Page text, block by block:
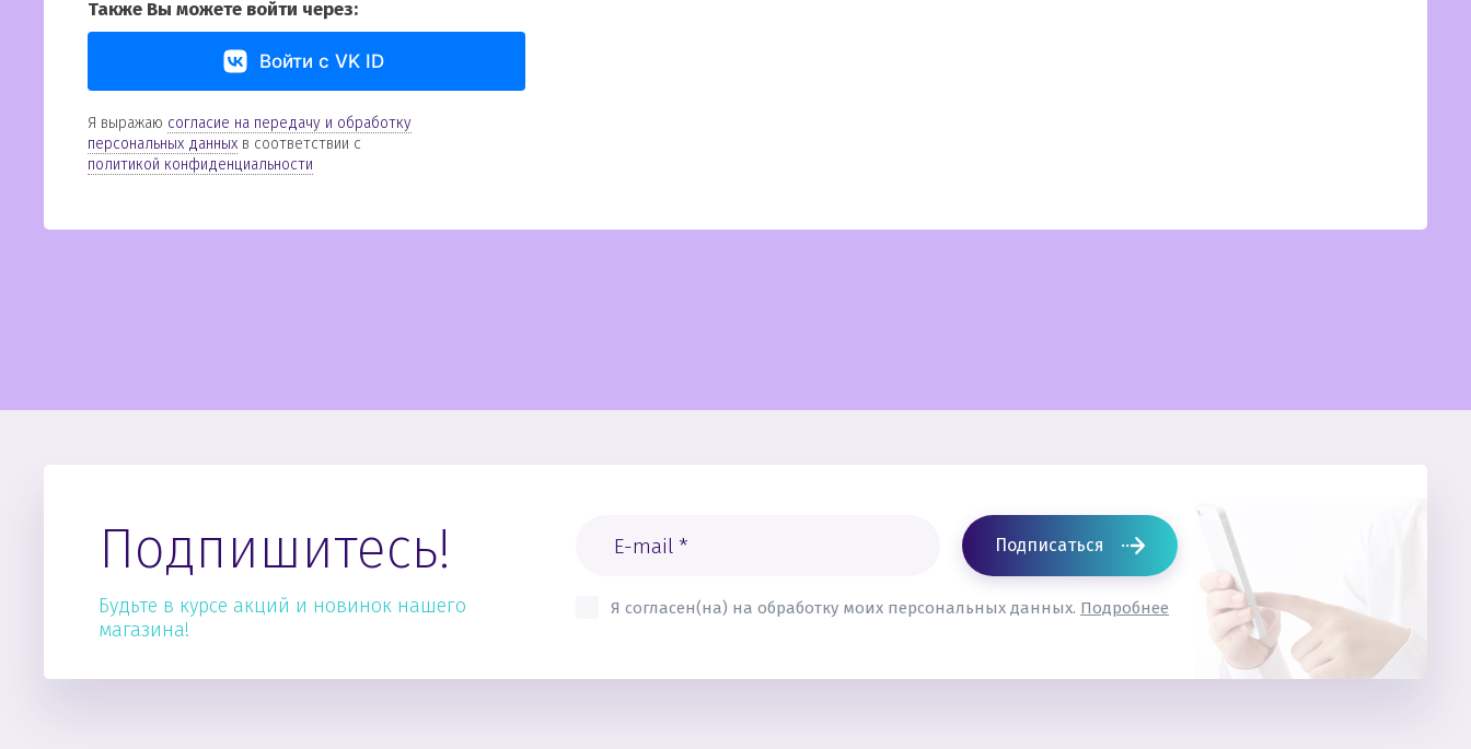
Также Вы можете войти через:
Войти с VK ID
Я выражаю согласие на передачу и обработку
персональных данных в соответствии с
политикой конфиденциальности
Подпишитесь!
Будьте в курсе акций и новинок нашего
магазина!
Я согласен(на) на обработку моих персональных данных. Подробнее
Подписаться